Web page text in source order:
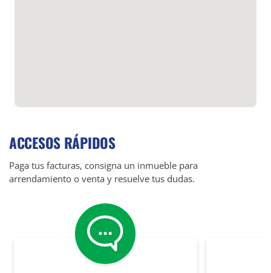
ACCESOS RÁPIDOS
Paga tus facturas, consigna un inmueble para
arrendamiento o venta y resuelve tus dudas.